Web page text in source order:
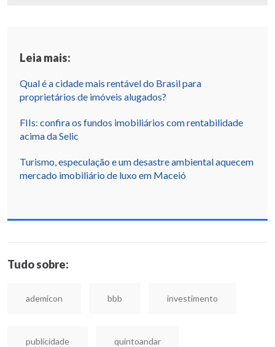
Leia mais:
Qual é a cidade mais rentável do Brasil para
proprietários de imóveis alugados?
FIIs: confira os fundos imobiliários com rentabilidade
acima da Selic
Turismo, especulação e um desastre ambiental aquecem
mercado imobiliário de luxo em Maceió
Tudo sobre:
ademicon bbb investimento
publicidade quintoandar